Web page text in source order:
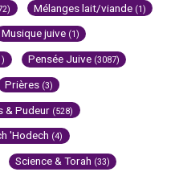
Mélanges lait/viande (1)
Musique juive (1)
Pensée Juive (3087)
Prières (3)
& Pudeur (528)
'Hodech (4)
Science & Torah (33)